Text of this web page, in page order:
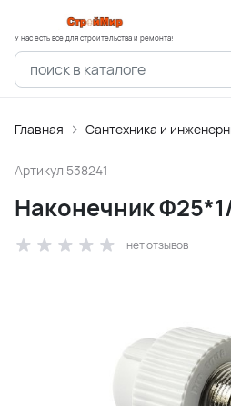
У нас есть все для строительства и ремонта!
Главная Сантехника и
Артикул 538241
Наконечник
нет отзывов